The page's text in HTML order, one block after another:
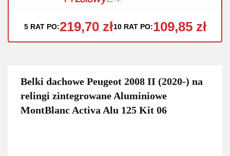
5 RAT PO:219,70 zł10 RAT PO:109,85 zł
Belki dachowe Peugeot 2008 II (2020-) na
relingi zintegrowane Aluminiowe
MontBlanc Activa Alu 125 Kit 06